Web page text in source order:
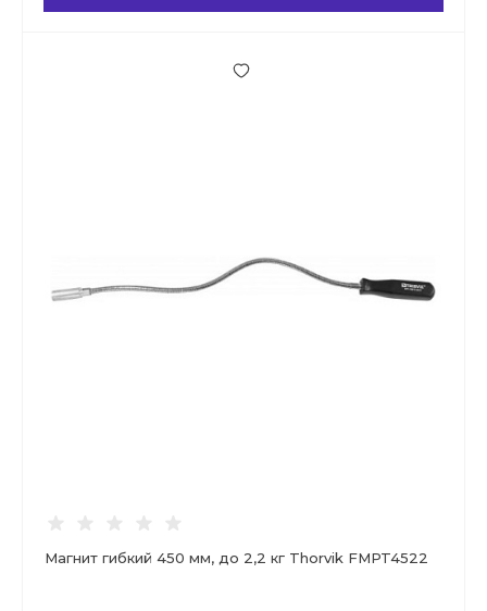
Магнит гибкий 450 мм, до 2,2 кг Thorvik FMPT4522